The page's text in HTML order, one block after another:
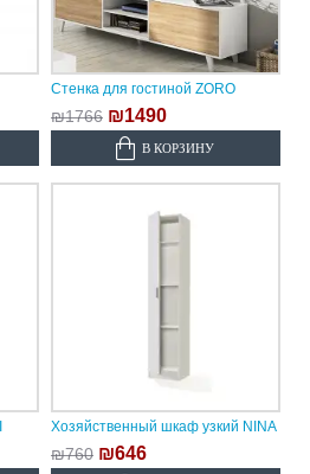
Стенка для гостиной ZORO
₪1766 ₪1490
В КОРЗИНУ
Хозяйственный шкаф узкий NINA
₪760 ₪646